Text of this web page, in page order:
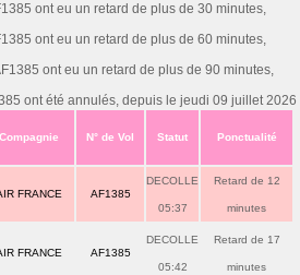
ont eu un retard de plus de 30 minutes,
ont eu un retard de plus de 60 minutes,
ont eu un retard de plus de 90 minutes,
ont été annulés, depuis le jeudi 09 juillet 2026
Compagnie N° de Vol Statut Ponctualité
FRANCE AF1385
DECOLLE
05:37
Retard de 12
minutes
FRANCE AF1385
DECOLLE
05:42
Retard de 17
minutes